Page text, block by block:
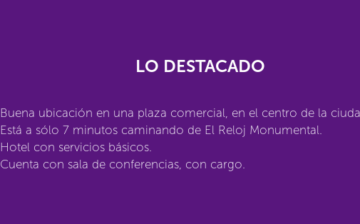
LO DESTACADO
Buena ubicación en una plaza comercial, en el centro de la
Está a sólo 7 minutos caminando de El Reloj Monumental.
Hotel con servicios básicos.
Cuenta con sala de conferencias, con cargo.